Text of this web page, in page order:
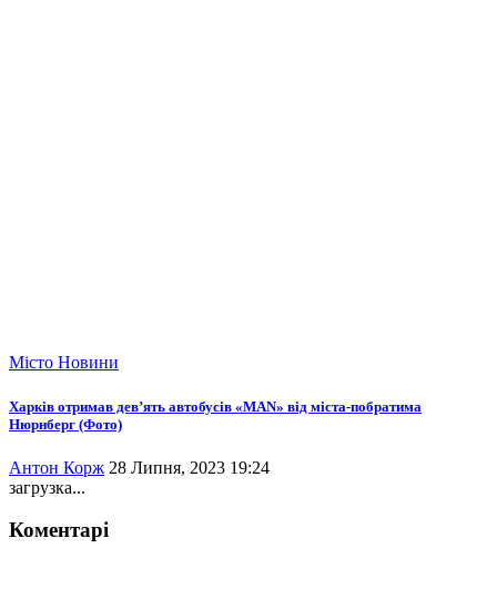
Місто Новини
Харків отримав дев’ять автобусів «MAN» від міста-побратима
Нюрнберг (Фото)
Антон Корж 28 Липня, 2023 19:24
загрузка...
Коментарі